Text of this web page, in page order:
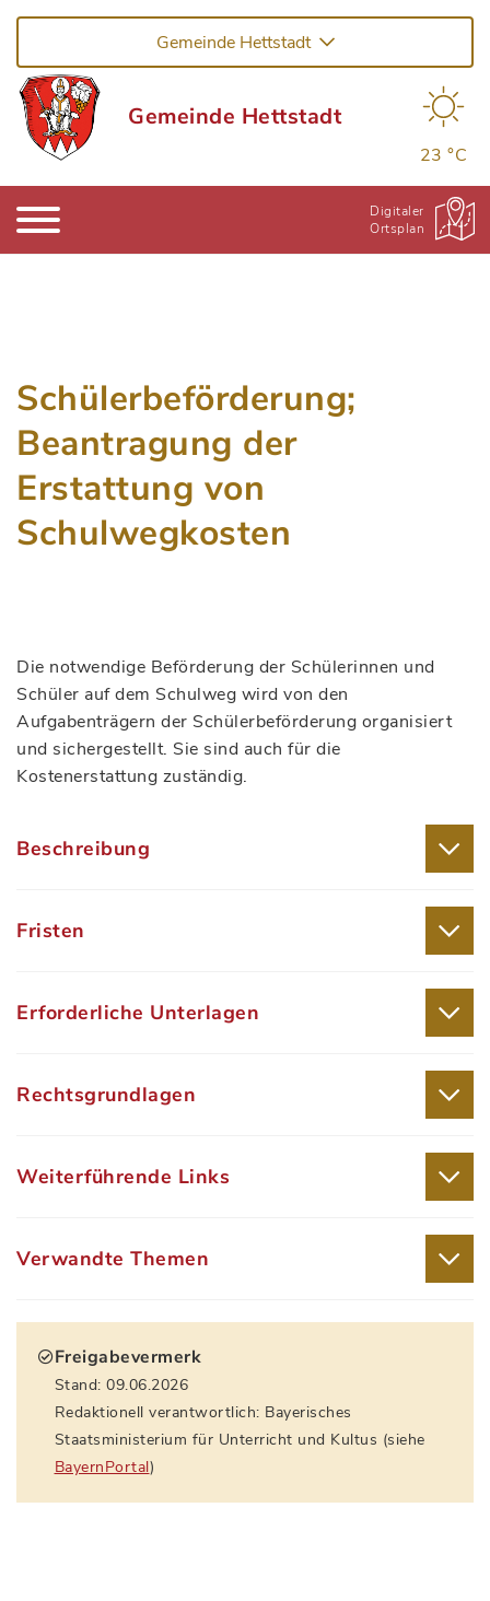
Gemeinde Hettstadt
Gemeinde Hettstadt
23 °C
Digitaler
Ortsplan
Schülerbeförderung;
Beantragung der
Erstattung von
Schulwegkosten
Die notwendige Beförderung der Schülerinnen und
Schüler auf dem Schulweg wird von den
Aufgabenträgern der Schülerbeförderung organisiert
und sichergestellt. Sie sind auch für die
Kostenerstattung zuständig.
Beschreibung
Fristen
Erforderliche Unterlagen
Rechtsgrundlagen
Weiterführende Links
Verwandte Themen
Freigabevermerk
Stand: 09.06.2026
Redaktionell verantwortlich: Bayerisches
Staatsministerium für Unterricht und Kultus (siehe
BayernPortal)